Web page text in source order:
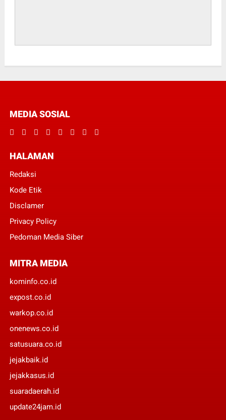
MEDIA SOSIAL
HALAMAN
Redaksi
Kode Etik
Disclamer
Privacy Policy
Pedoman Media Siber
MITRA MEDIA
kominfo.co.id
expost.co.id
warkop.co.id
onenews.co.id
satusuara.co.id
jejakbaik.id
jejakkasus.id
suaradaerah.id
update24jam.id